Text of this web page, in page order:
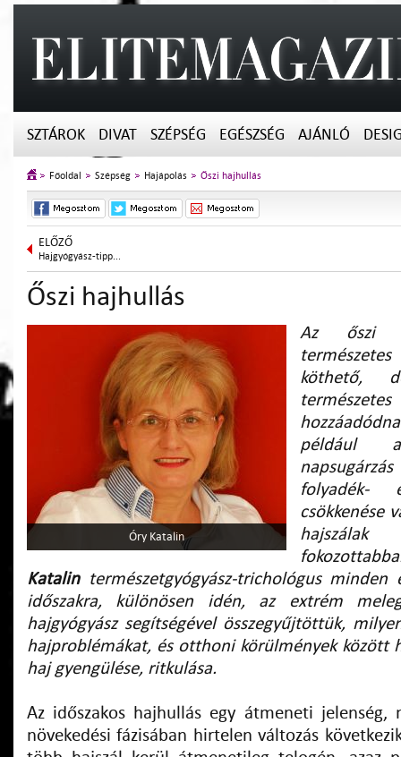
SZTÁROK DIVAT SZÉPSÉG EGÉSZSÉG AJÁNLÓ
Főoldal Szépség Hajápolás Őszi hajhullás
ELŐZŐ
Hajgyógyász-tipp...
Őszi hajhullás
Óry Katalin
Az őszi
köthető,
például
folyadék-
csökkenése
Katalintermészetgyógyász-trichológus minden
időszakra, különösen idén, az extrém
hajgyógyász segítségével összegyűjtöttük,
hajproblémákat, és otthoni körülmények között
haj gyengülése, ritkulása.
Az időszakos hajhullás egy átmeneti jelenség,
növekedési fázisában hirtelen változás